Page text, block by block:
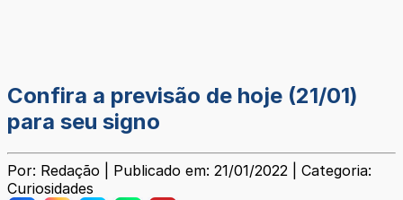
Confira a previsão de hoje (21/01)
para seu signo
Por: Redação | Publicado em: 21/01/2022 | Categoria:
Curiosidades